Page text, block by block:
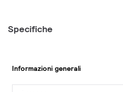
Specifiche
Informazioni generali